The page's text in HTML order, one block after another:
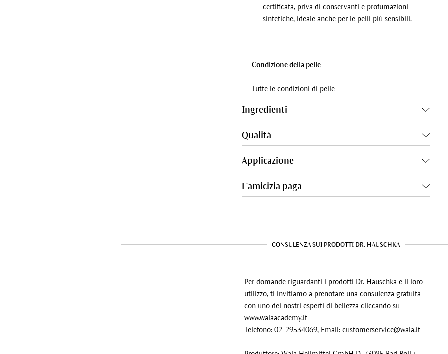
certificata, priva di conservanti e profumazioni
sintetiche, ideale anche per le pelli più sensibili.
Condizione della pelle
Tutte le condizioni di pelle
Ingredienti
Qualità
Applicazione
L'amicizia paga
CONSULENZA SUI PRODOTTI DR. HAUSCHKA
Per domande riguardanti i prodotti Dr. Hauschka e il loro
utilizzo, ti invitiamo a prenotare una consulenza gratuita
con uno dei nostri esperti di bellezza cliccando su
www.walaacademy.it
Telefono: 02-29534069, Email: customerservice@wala.it